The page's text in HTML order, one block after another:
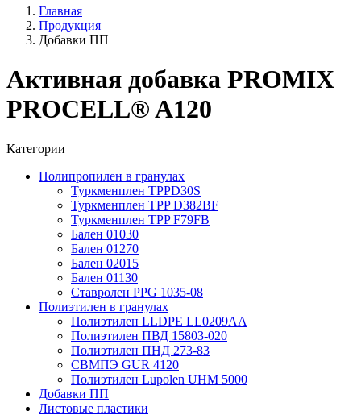
Главная
Продукция
Добавки ПП
Активная добавка PROMIX
PROCELL® A120
Категории
Полипропилен в гранулах
Туркменплен TPPD30S
Туркменплен TPP D382BF
Туркменплен TPP F79FB
Бален 01030
Бален 01270
Бален 02015
Бален 01130
Ставролен PPG 1035-08
Полиэтилен в гранулах
Полиэтилен LLDPE LL0209AA
Полиэтилен ПВД 15803-020
Полиэтилен ПНД 273-83
СВМПЭ GUR 4120
Полиэтилен Lupolen UHM 5000
Добавки ПП
Листовые пластики